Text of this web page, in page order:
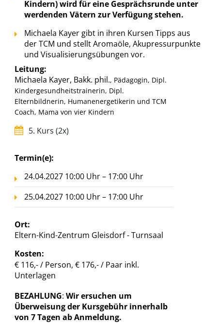
Kindern) wird für eine Gesprächsrunde unter
werdenden Vätern zur Verfügung stehen.
Michaela Kayer gibt in ihren Kursen Tipps aus
der TCM und stellt Aromaöle, Akupressurpunkte
und Visualisierungsübungen vor.
Leitung:
Michaela Kayer, Bakk. phil., Pädagogin, Dipl.
Kindergesundheitstrainerin, Dipl.
Elternbildnerin, Humanenergetikerin und TCM
Coach, Mama von vier Kindern
5. Kurs (2x)
Termin(e):
24.04.2027 10:00 Uhr – 17:00 Uhr
25.04.2027 10:00 Uhr – 17:00 Uhr
Ort:
Eltern-Kind-Zentrum Gleisdorf - Turnsaal
Kosten:
€ 116,- / Person, € 176,- / Paar inkl.
Unterlagen
BEZAHLUNG: Wir ersuchen um
Überweisung der Kursgebühr innerhalb
von 7 Tagen ab Anmeldung.